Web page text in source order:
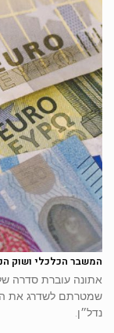
המשבר הכלכלי ושוק
אתונה עוברת סדרה
שמטרתם לשדרג את
נדל״ן.